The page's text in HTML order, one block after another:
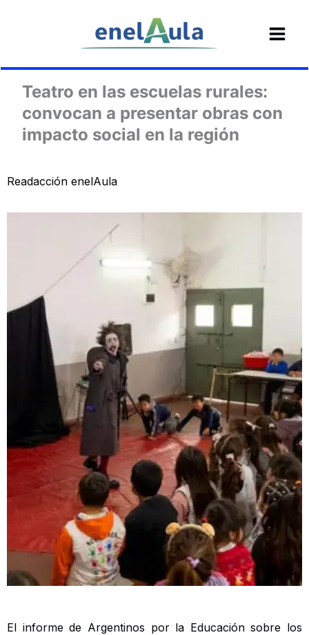
Teatro en las escuelas rurales:
convocan a presentar obras con
impacto social en la región
Readacción enelAula
El informe de Argentinos por la Educación sobre los